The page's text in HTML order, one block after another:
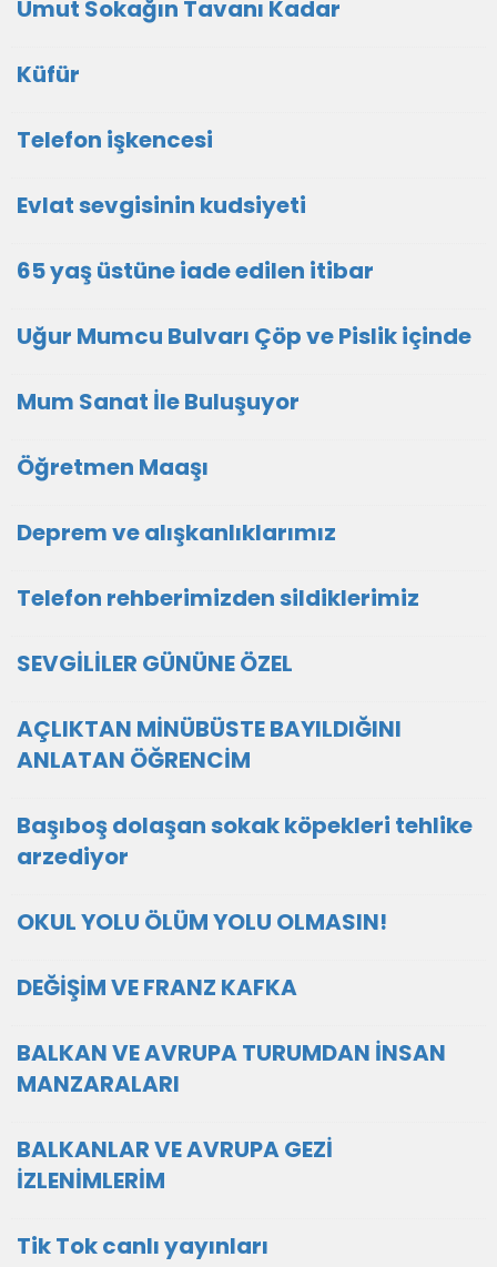
Umut Sokağın Tavanı Kadar
Küfür
Telefon işkencesi
Evlat sevgisinin kudsiyeti
65 yaş üstüne iade edilen itibar
Uğur Mumcu Bulvarı Çöp ve Pislik içinde
Mum Sanat İle Buluşuyor
Öğretmen Maaşı
Deprem ve alışkanlıklarımız
Telefon rehberimizden sildiklerimiz
SEVGİLİLER GÜNÜNE ÖZEL
AÇLIKTAN MİNÜBÜSTE BAYILDIĞINI
ANLATAN ÖĞRENCİM
Başıboş dolaşan sokak köpekleri tehlike
arzediyor
OKUL YOLU ÖLÜM YOLU OLMASIN!
DEĞİŞİM VE FRANZ KAFKA
BALKAN VE AVRUPA TURUMDAN İNSAN
MANZARALARI
BALKANLAR VE AVRUPA GEZİ
İZLENİMLERİM
Tik Tok canlı yayınları